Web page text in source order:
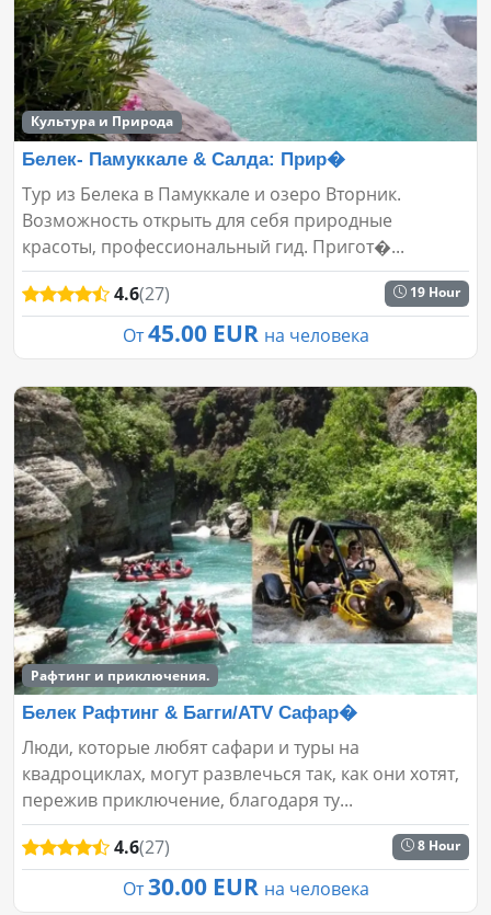
Культура и Природа
Белек- Памуккале & Салда: Прир�
Тур из Белека в Памуккале и озеро Вторник.
Возможность открыть для себя природные
красоты, профессиональный гид. Пригот�...
4.6(27) 19 Hour
От 45.00 EUR на человека
Рафтинг и приключения.
Белек Рафтинг & Багги/ATV Сафар�
Люди, которые любят сафари и туры на
квадроциклах, могут развлечься так, как они хотят,
пережив приключение, благодаря ту...
4.6(27) 8 Hour
От 30.00 EUR на человека